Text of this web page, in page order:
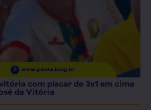
com placar de 3x1 em cima
da Vitória